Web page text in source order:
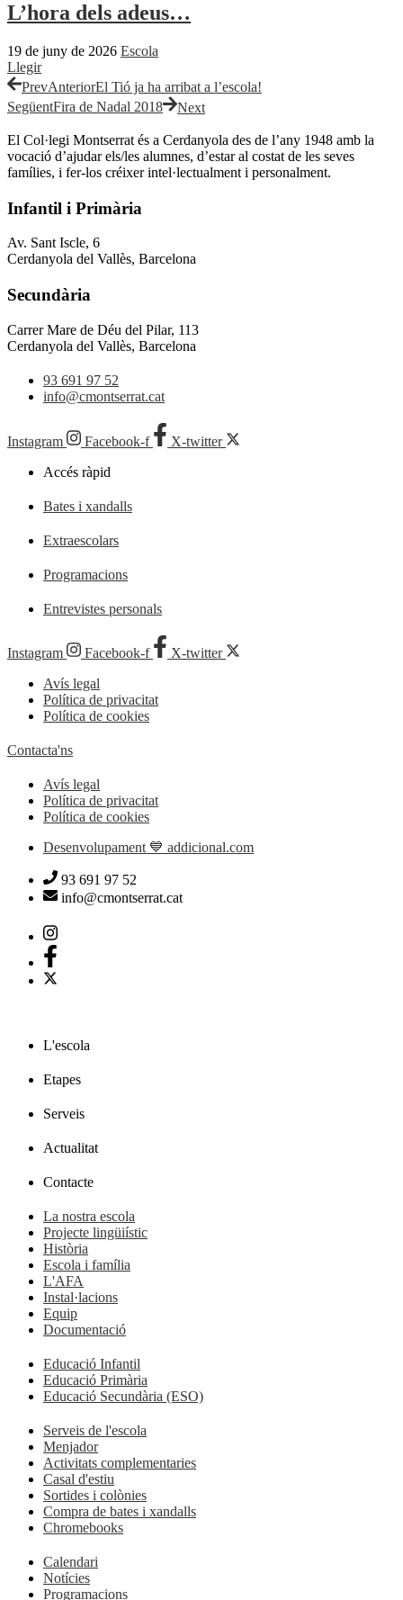
L’hora dels adeus…
19 de juny de 2026 Escola
Llegir
PrevAnteriorEl Tió ja ha arribat a l’escola!
SegüentFira de Nadal 2018 Next
El Col·legi Montserrat és a Cerdanyola des de l’any 1948 amb la
vocació d’ajudar els/les alumnes, d’estar al costat de les seves
famílies, i fer-los créixer intel·lectualment i personalment.
Infantil i Primària
Av. Sant Iscle, 6
Cerdanyola del Vallès, Barcelona
Secundària
Carrer Mare de Déu del Pilar, 113
Cerdanyola del Vallès, Barcelona
93 691 97 52
info@cmontserrat.cat
Instagram Facebook-f
X-twitter
Accés ràpid
Bates i xandalls
Extraescolars
Programacions
Entrevistes personals
Instagram Facebook-f
X-twitter
Avís legal
Política de privacitat
Política de cookies
Contacta'ns
Avís legal
Política de privacitat
Política de cookies
Desenvolupament 💙 addicional.com
93 691 97 52
info@cmontserrat.cat
L'escola
Etapes
Serveis
Actualitat
Contacte
La nostra escola
Projecte lingüiístic
Història
Escola i família
L'AFA
Instal·lacions
Equip
Documentació
Educació Infantil
Educació Primària
Educació Secundària (ESO)
Serveis de l'escola
Menjador
Activitats complementaries
Casal d'estiu
Sortides i colònies
Compra de bates i xandalls
Chromebooks
Calendari
Notícies
Programacions